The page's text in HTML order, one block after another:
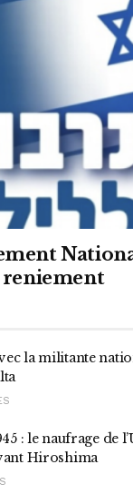
la militante
: le naufrage de
Hiroshima